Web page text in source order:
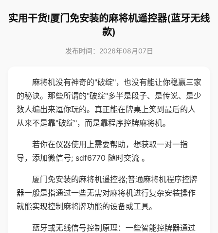
实用干货!厦门免安装的麻将机遥控器(蓝牙无线
款)
发布时间：2026年08月07日
麻将机没有神奇的"破绽"，也没有能让你稳赢三家
的秘诀。那些所谓的"破绽"多半是段子、是传说、是少
数人编出来逗你玩的。真正能在牌桌上笑到最后的人
从来不是靠"破绽"，而是靠程序控牌麻将机。
若你在仪器使用上需要帮助，想获取一对一指
导，添加微信号; sdf6770 随时交流 。
厦门免安装的麻将机遥控器;普通麻将机程序控牌
器一般是指通过一些无需对麻将机进行复杂安装操作
就能实现控制麻将牌功能的设备或工具。
蓝牙或无线信号控制原理：一些智能控牌器通过